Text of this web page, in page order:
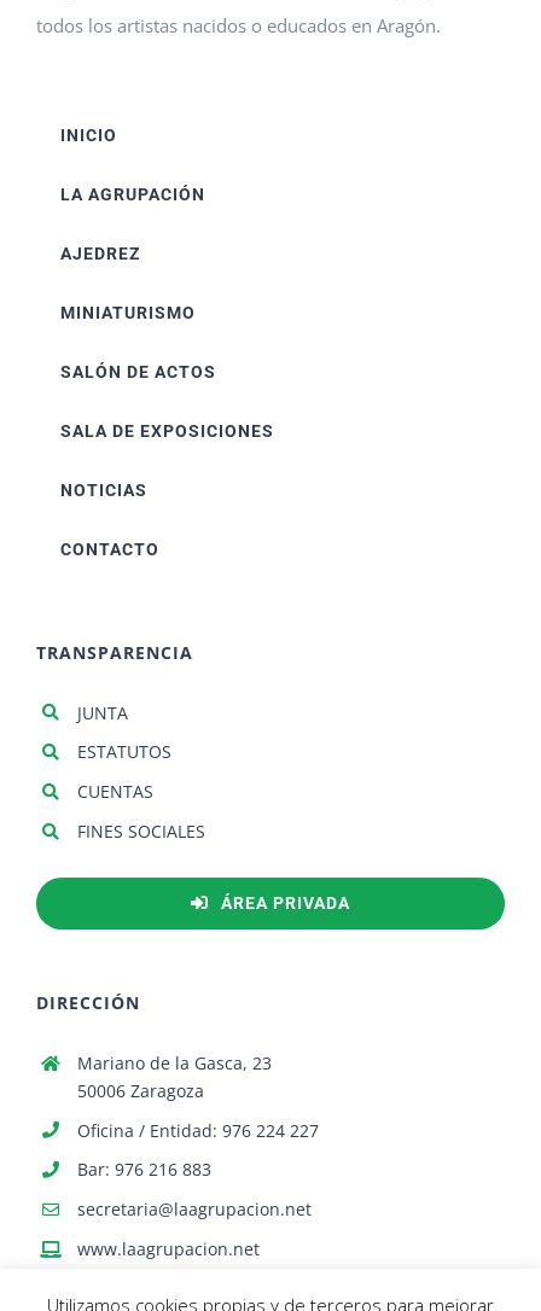
todos los artistas nacidos o educados en Aragón.
INICIO
LA AGRUPACIÓN
AJEDREZ
MINIATURISMO
SALÓN DE ACTOS
SALA DE EXPOSICIONES
NOTICIAS
CONTACTO
TRANSPARENCIA
JUNTA
ESTATUTOS
CUENTAS
FINES SOCIALES
ÁREA PRIVADA
DIRECCIÓN
Mariano de la Gasca, 23
50006 Zaragoza
Oficina / Entidad: 976 224 227
Bar: 976 216 883
secretaria@laagrupacion.net
www.laagrupacion.net
Utilizamos cookies propias y de terceros para mejorar